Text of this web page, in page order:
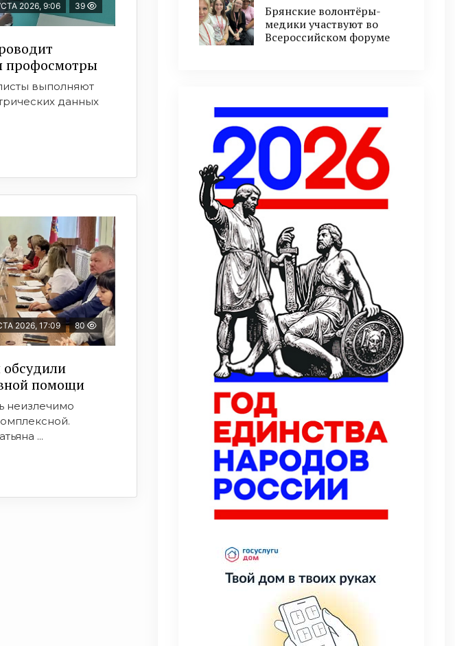
2026, 9:06 39
профосмотры
выполняют
данных
2026, 17:09 80
обсудили
помощи
неизлечимо
...
Брянские волонтёры-
медики участвуют во
Всероссийском форуме